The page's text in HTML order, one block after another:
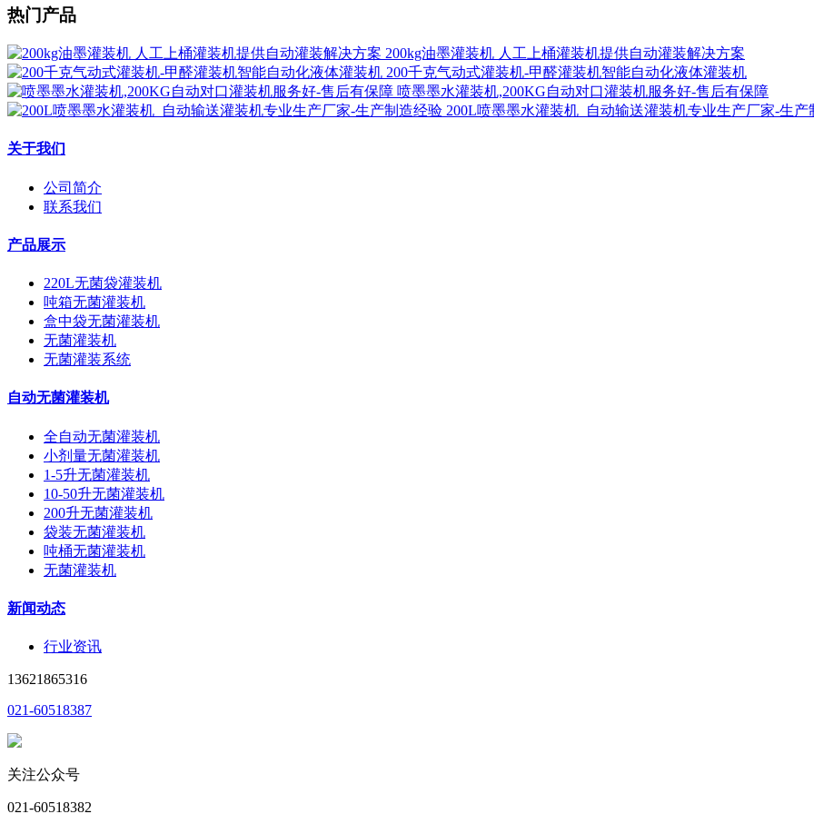
热门产品
200kg油墨灌装机 人工上桶灌装机提供自动灌装解决方案
200千克气动式灌装机-甲醛灌装机智能自动化液体灌装机
喷墨墨水灌装机,200KG自动对口灌装机服务好-售后有保障
200L喷墨墨水灌装机_自动输送灌装机专业生产厂家-生产
关于我们
公司简介
联系我们
产品展示
220L无菌袋灌装机
吨箱无菌灌装机
盒中袋无菌灌装机
无菌灌装机
无菌灌装系统
自动无菌灌装机
全自动无菌灌装机
小剂量无菌灌装机
1-5升无菌灌装机
10-50升无菌灌装机
200升无菌灌装机
袋装无菌灌装机
吨桶无菌灌装机
无菌灌装机
新闻动态
行业资讯
13621865316
021-60518387
关注公众号
021-60518382